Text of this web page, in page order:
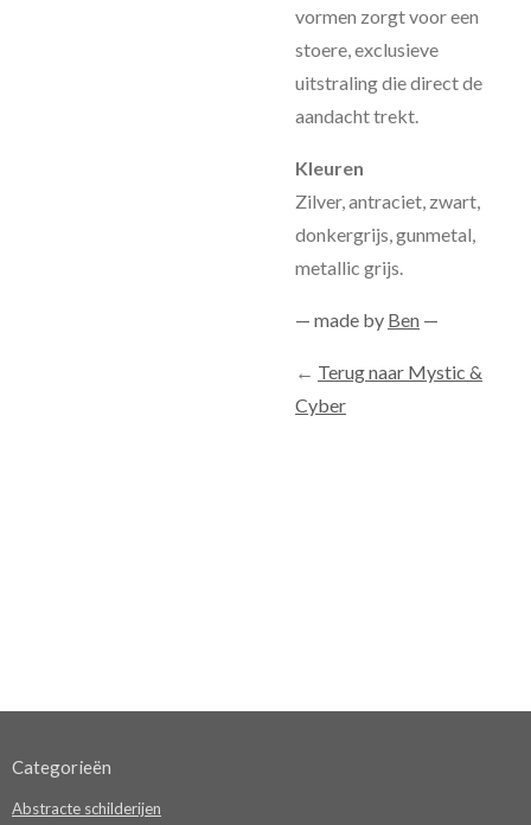
vormen zorgt voor een
stoere, exclusieve
uitstraling die direct de
aandacht trekt.
Kleuren
Zilver, antraciet, zwart,
donkergrijs, gunmetal,
metallic grijs.
— made by Ben —
← Terug naar Mystic &
Cyber
Categorieën
Abstracte schilderijen